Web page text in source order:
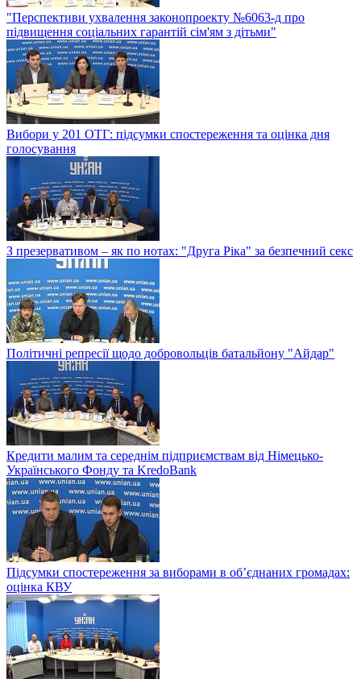
"Перспективи ухвалення законопроекту №6063-д про
підвищення соціальних гарантій сім'ям з дітьми"
Вибори у 201 ОТГ: підсумки спостереження та оцінка дня
голосування
З презервативом – як по нотах: "Друга Ріка" за безпечний секс
Політичні репресії щодо добровольців батальйону "Айдар"
Кредити малим та середнім підприємствам від Німецько-
Українського Фонду та KredoBank
Підсумки спостереження за виборами в об’єднаних громадах:
оцінка КВУ